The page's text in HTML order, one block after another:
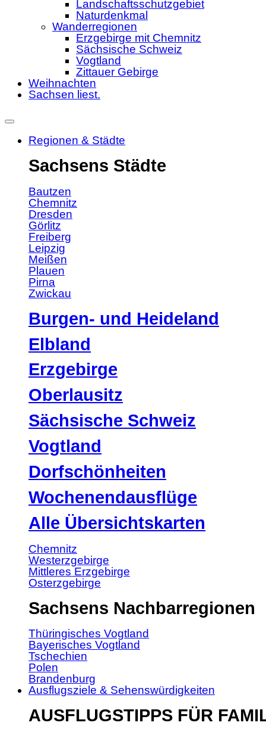
Landschaftsschutzgebiet
Naturdenkmal
Wanderregionen
Erzgebirge mit Chemnitz
Sächsische Schweiz
Vogtland
Zittauer Gebirge
Weihnachten
Sachsen liest.
Regionen & Städte
Sachsens Städte
Bautzen
Chemnitz
Dresden
Görlitz
Freiberg
Leipzig
Meißen
Plauen
Pirna
Zwickau
Burgen- und Heideland
Elbland
Erzgebirge
Oberlausitz
Sächsische Schweiz
Vogtland
Dorfschönheiten
Wochenendausflüge
Alle Übersichtskarten
Chemnitz
Westerzgebirge
Mittleres Erzgebirge
Osterzgebirge
Sachsens Nachbarregionen
Thüringisches Vogtland
Bayerisches Vogtland
Tschechien
Polen
Brandenburg
Ausflugsziele & Sehenswürdigkeiten
AUSFLUGSTIPPS FÜR